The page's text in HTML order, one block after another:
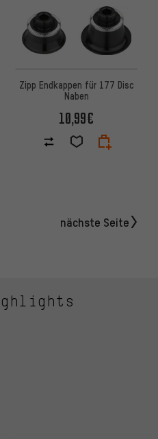
Zipp Endkappen für 177 Disc
Naben
10,99€
nächste Seite